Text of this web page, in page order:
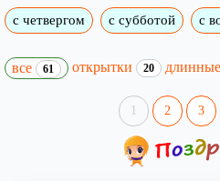
с четвергом с субботой с
все 61 открытки 20 длинные
1 2 3